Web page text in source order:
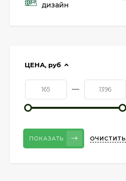
дизайн
ЦЕНА, руб
—
ПОКАЗАТЬ ОЧИСТИТЬ